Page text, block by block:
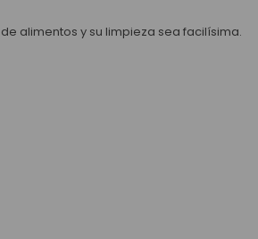
alimentos y su limpieza sea facilísima.